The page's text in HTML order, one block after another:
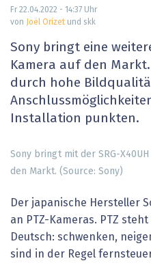
Fr 22.04.2022 - 14:37 Uhr
von
Joël Orizet und skk
Sony bringt eine
Kamera auf den Markt.
durch hohe
Installation punkten.
Sony bringt mit der SRG-
den Markt. (Source: Sony)
Der japanische Hersteller
an PTZ-Kameras. PTZ
Deutsch: schwenken,
sind in der Regel